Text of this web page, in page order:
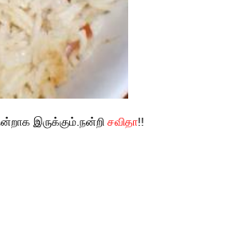
இருக்கும்.நன்றி சவிதா!!